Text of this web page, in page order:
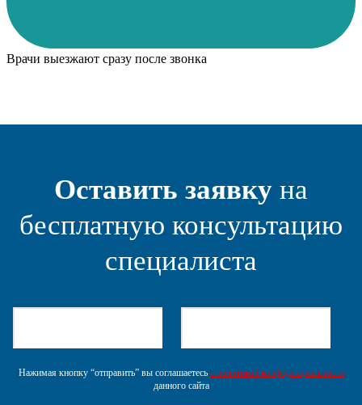
Врачи выезжают сразу после звонка
Оставить заявку на
бесплатную консультацию
специалиста
Нажимая кнопку “отправить” вы соглашаетесь с политикой конфеденциальности
данного сайта